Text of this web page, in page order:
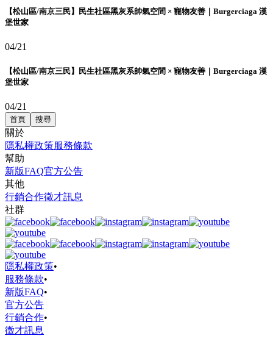
【松山區/南京三民】民生社區黑灰系帥氣空間 × 寵物友善｜Burgerciaga 漢
堡世家
04/21
【松山區/南京三民】民生社區黑灰系帥氣空間 × 寵物友善｜Burgerciaga 漢
堡世家
04/21
首頁 搜尋
關於
隱私權政策服務條款
幫助
新版FAQ官方公告
其他
行銷合作徵才訊息
社群
隱私權政策•
服務條款•
新版FAQ•
官方公告
行銷合作•
徵才訊息